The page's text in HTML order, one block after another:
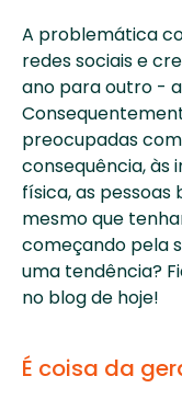
A problemática
redes sociais e
ano para outro -
preocupadas
consequência, às
física, as pessoas
mesmo que
começando pela
uma tendência?
no blog de hoje!
É coisa da